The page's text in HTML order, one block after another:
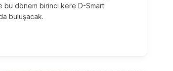
bu dönem birinci kere D-Smart
buluşacak.